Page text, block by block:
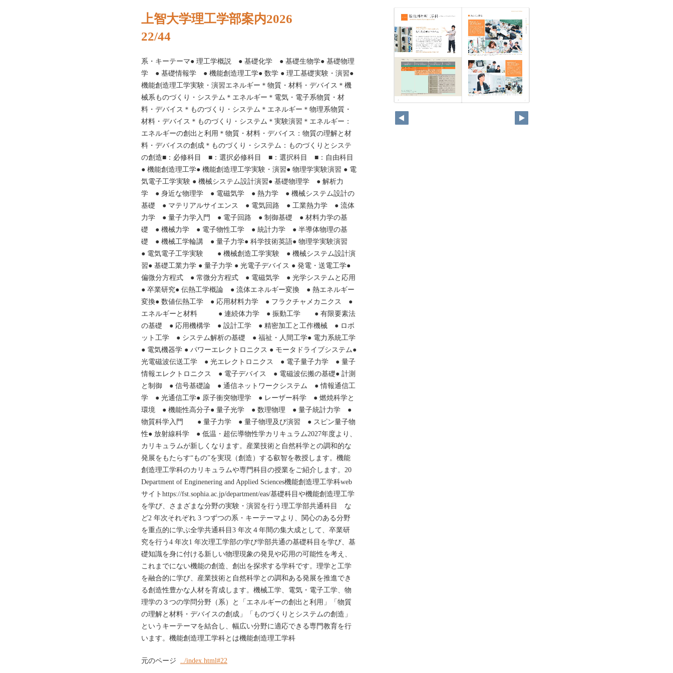
上智大学理工学部案内2026
22/44
系・キーテーマ● 理工学概説 ● 基礎化学 ● 基礎生物学● 基礎物理
学 ● 基礎情報学 ● 機能創造理工学● 数学 ● 理工基礎実験・演習●
機能創造理工学実験・演習エネルギー＊物質・材料・デバイス＊機
械系ものづくり・システム＊エネルギー＊電気・電子系物質・材
料・デバイス＊ものづくり・システム＊エネルギー＊物理系物質・
材料・デバイス＊ものづくり・システム＊実験演習＊エネルギー：
エネルギーの創出と利用＊物質・材料・デバイス：物質の理解と材
料・デバイスの創成＊ものづくり・システム：ものづくりとシステ
の創造■：必修科目 ■：選択必修科目 ■：選択科目 ■：自由科目
● 機能創造理工学● 機能創造理工学実験・演習● 物理学実験演習 ● 電
気電子工学実験 ● 機械システム設計演習● 基礎物理学 ● 解析力
学 ● 身近な物理学 ● 電磁気学 ● 熱力学 ● 機械システム設計の
基礎 ● マテリアルサイエンス ● 電気回路 ● 工業熱力学 ● 流体
力学 ● 量子力学入門 ● 電子回路 ● 制御基礎 ● 材料力学の基
礎 ● 機械力学 ● 電子物性工学 ● 統計力学 ● 半導体物理の基
礎 ● 機械工学輪講 ● 量子力学● 科学技術英語● 物理学実験演習
● 電気電子工学実験 ● 機械創造工学実験 ● 機械システム設計演
習● 基礎工業力学 ● 量子力学 ● 光電子デバイス ● 発電・送電工学●
偏微分方程式 ● 常微分方程式 ● 電磁気学 ● 光学システムと応用
● 卒業研究● 伝熱工学概論 ● 流体エネルギー変換 ● 熱エネルギー
変換● 数値伝熱工学 ● 応用材料力学 ● フラクチャメカニクス ●
エネルギーと材料 ● 連続体力学 ● 振動工学 ● 有限要素法
の基礎 ● 応用機構学 ● 設計工学 ● 精密加工と工作機械 ● ロボ
ット工学 ● システム解析の基礎 ● 福祉・人間工学● 電力系統工学
● 電気機器学 ● パワーエレクトロニクス ● モータドライブシステム●
光電磁波伝送工学 ● 光エレクトロニクス ● 電子量子力学 ● 量子
情報エレクトロニクス ● 電子デバイス ● 電磁波伝搬の基礎● 計測
と制御 ● 信号基礎論 ● 通信ネットワークシステム ● 情報通信工
学 ● 光通信工学● 原子衝突物理学 ● レーザー科学 ● 燃焼科学と
環境 ● 機能性高分子● 量子光学 ● 数理物理 ● 量子統計力学 ●
物質科学入門 ● 量子力学 ● 量子物理及び演習 ● スピン量子物
性● 放射線科学 ● 低温・超伝導物性学カリキュラム2027年度より、
カリキュラムが新しくなります。産業技術と自然科学との調和的な
発展をもたらす“もの”を実現（創造）する叡智を教授します。機能
創造理工学科のカリキュラムや専門科目の授業をご紹介します。20
Department of Enginenering and Applied Sciences機能創造理工学科web
サイトhttps://fst.sophia.ac.jp/department/eas/基礎科目や機能創造理工学
を学び、さまざまな分野の実験・演習を行う理工学部共通科目 な
ど2 年次それぞれ 3 つずつの系・キーテーマより、関心のある分野
を重点的に学ぶ全学共通科目3 年次４年間の集大成として、卒業研
究を行う4 年次1 年次理工学部の学び学部共通の基礎科目を学び、基
礎知識を身に付ける新しい物理現象の発見や応用の可能性を考え、
これまでにない機能の創造、創出を探求する学科です。理学と工学
を融合的に学び、産業技術と自然科学との調和ある発展を推進でき
る創造性豊かな人材を育成します。機械工学、電気・電子工学、物
理学の３つの学問分野（系）と「エネルギーの創出と利用」「物質
の理解と材料・デバイスの創成」「ものづくりとシステムの創造」
というキーテーマを結合し、幅広い分野に適応できる専門教育を行
います。機能創造理工学科とは機能創造理工学科
元のページ ../index.html#22